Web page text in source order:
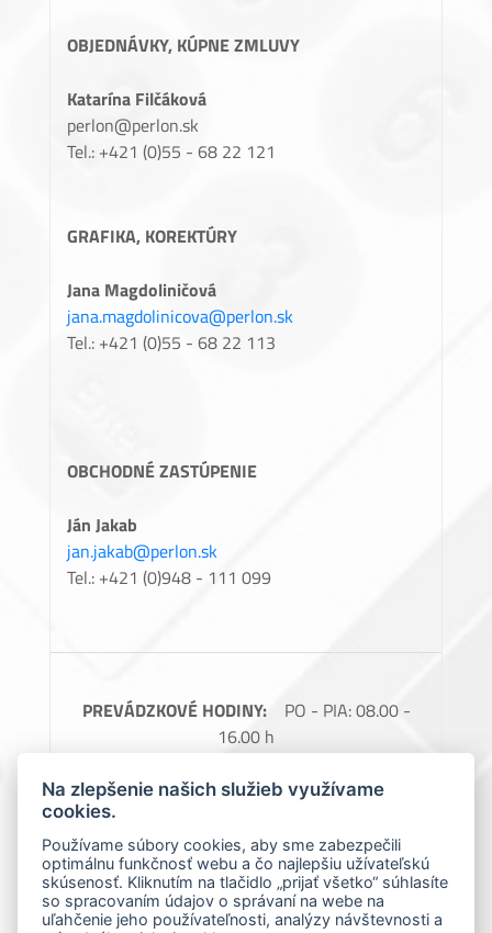
OBJEDNÁVKY, KÚPNE ZMLUVY
Katarína Filčáková
perlon@perlon.sk
Tel.: +421 (0)55 - 68 22 121
GRAFIKA, KOREKTÚRY
Jana Magdoliničová
jana.magdolinicova@perlon.sk
Tel.: +421 (0)55 - 68 22 113
OBCHODNÉ ZASTÚPENIE
Ján Jakab
jan.jakab@perlon.sk
Tel.: +421 (0)948 - 111 099
PREVÁDZKOVÉ HODINY:
PO - PIA: 08.00 -
16.00 h
FAKTURAČNÉ ÚDAJE:Perlon, spol. s.r.o.,
Barčianska 66, 040 17 Košice, IČO: 31728685,
IČ DPH: SK2020488976
Spoločnosť zapísaná v obchodnom registri
Okresného súdu Košice 1., Oddiel: Sro, vložka
Na zlepšenie našich služieb využívame
cookies.
Používame súbory cookies, aby sme zabezpečili
optimálnu funkčnosť webu a čo najlepšiu užívateľskú
skúsenosť. Kliknutím na tlačidlo „prijať všetko“ súhlasíte
so spracovaním údajov o správaní na webe na
uľahčenie jeho používateľnosti, analýzy návštevnosti a